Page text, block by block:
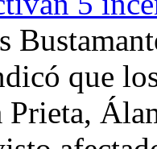
que
Prieta,